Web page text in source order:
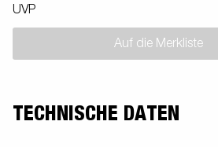
UVP
Auf die Merkliste
TECHNISCHE DATEN